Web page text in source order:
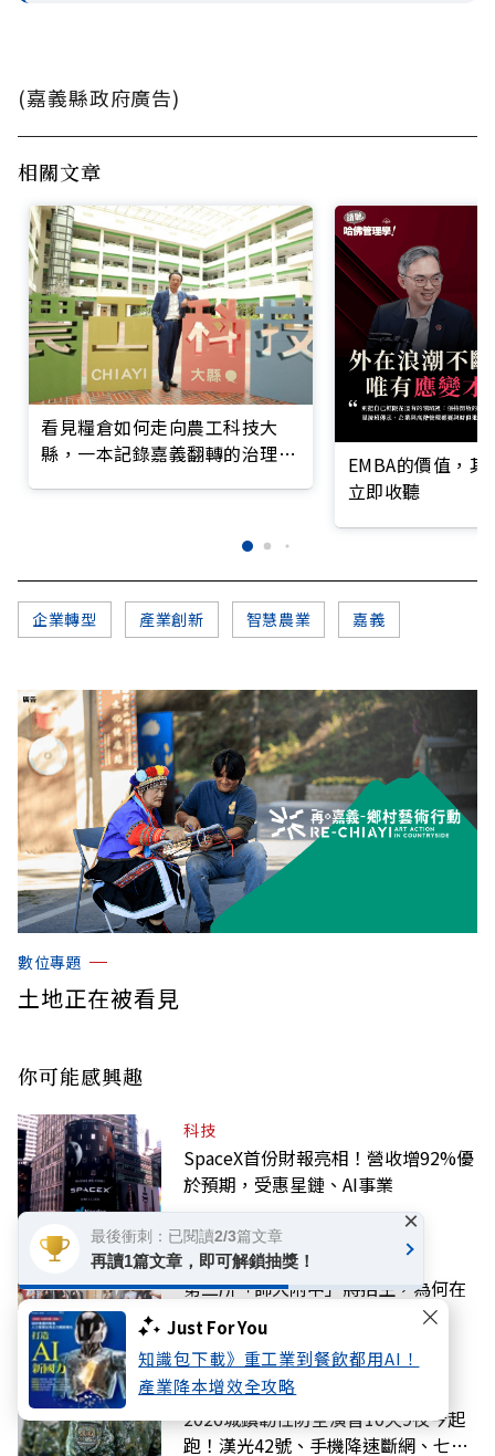
Just For You
知識包下載》重工業到餐飲都用AI！
產業降本增效全攻略
(嘉義縣政府廣告)
相關文章
看見糧倉如何走向農工科技大
縣，一本記錄嘉義翻轉的治理實
EMBA的價值，
立即收聽
企業轉型 產業創新 智慧農業 嘉義
數位專題
土地正在被看見
你可能感興趣
科技
SpaceX首份財報亮相！營收增92%優
於預期，受惠星鏈、AI事業
教育
第二所「師大附中」將招生，為何在
雲林？和北市附中差異？
話題
2026城鎮韌性防空演習10天9夜今起
跑！漢光42號、手機降速斷網、七大
最後衝刺：已閱讀2/3篇文章
再讀1篇文章，即可解鎖抽獎！
×